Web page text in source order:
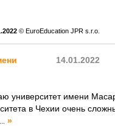
© EuroEducation JPR s.r.o.
14.01.2022
университет имени
в Чехии очень
»